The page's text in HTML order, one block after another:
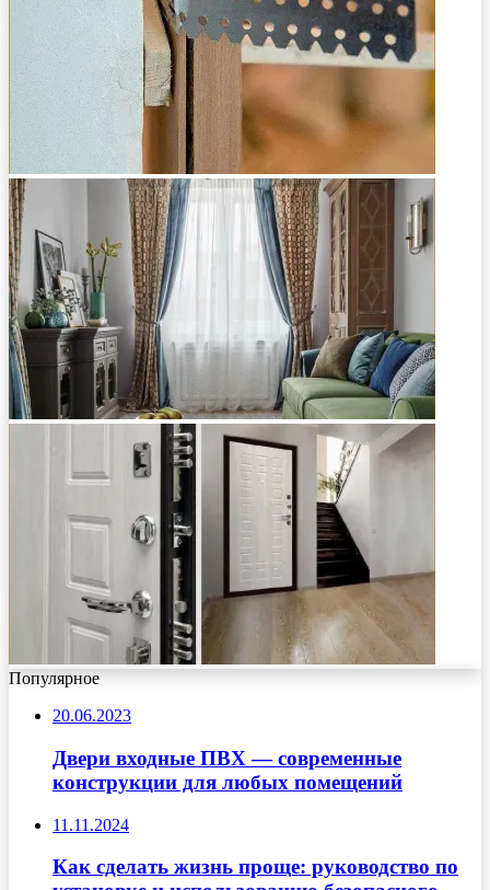
Популярное
20.06.2023
Двери входные ПВХ — современные
конструкции для любых помещений
11.11.2024
Как сделать жизнь проще: руководство по